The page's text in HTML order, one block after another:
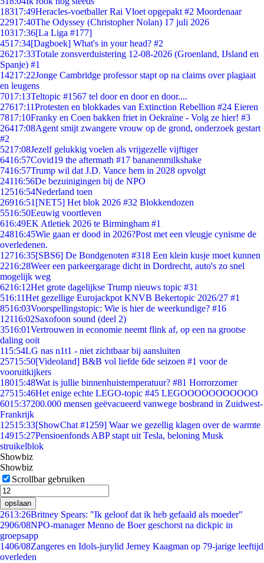
18317:49Heracles-voetballer Rai Vloet opgepakt #2 Moordenaar
22917:40The Odyssey (Christopher Nolan) 17 juli 2026
10317:36[La Liga #177]
4517:34[Dagboek] What's in your head? #2
26217:33Totale zonsverduistering 12-08-2026 (Groenland, IJsland en
Spanje) #1
14217:22Jonge Cambridge professor stapt op na claims over plagiaat
en leugens
7017:13Teltopic #1567 tel door en door en door....
27617:11Protesten en blokkades van Extinction Rebellion #24 Eieren
7817:10Franky en Coen bakken friet in Oekraïne - Volg ze hier! #3
26417:08Agent smijt zwangere vrouw op de grond, onderzoek gestart
#2
5217:08Jezelf gelukkig voelen als vrijgezelle vijftiger
6416:57Covid19 the aftermath #17 bananenmilkshake
7416:57Trump wil dat J.D. Vance hem in 2028 opvolgt
24116:56De bezuinigingen bij de NPO
12516:54Nederland toen
26916:51 [NET5] Het blok 2026 #32 Blokkendozen
5516:50Eeuwig voortleven
616:49EK Atletiek 2026 te Birmingham #1
24816:45Wie gaan er dood in 2026?Post met een vleugje cynisme de
overledenen.
12716:35[SBS6] De Bondgenoten #318 Een klein kusje moet kunnen
2216:28Weer een parkeergarage dicht in Dordrecht, auto's zo snel
mogelijk weg
6216:12Het grote dagelijkse Trump nieuws topic #31
516:11Het gezellige Eurojackpot KNVB Bekertopic 2026/27 #1
8516:03Voorspellingstopic: Wie is hier de weerkundige? #16
12116:02Saxofoon sound (deel 2)
3516:01Vertrouwen in economie neemt flink af, op een na grootse
daling ooit
115:54LG nas n1t1 - niet zichtbaar bij aansluiten
25715:50[Videoland] B&B vol liefde 6de seizoen #1 voor de
vooruitkijkers
18015:48Wat is jullie binnenhuistemperatuur? #81 Horrorzomer
27515:46Het enige echte LEGO-topic #45 LEGOOOOOOOOOOO
6015:37200.000 mensen geëvacueerd vanwege bosbrand in Zuidwest-
Frankrijk
12515:33[ShowChat #1259] Waar we gezellig klagen over de warmte
14915:27Pensioenfonds ABP stapt uit Tesla, beloning Musk
struikelblok
Showbiz
Showbiz
Scrollbar gebruiken
opslaan
2613:26Britney Spears: "Ik geloof dat ik heb gefaald als moeder"
2906/08NPO-manager Menno de Boer geschorst na dickpic in
groepsapp
1406/08Zangeres en Idols-jurylid Jerney Kaagman op 79-jarige leeftijd
overleden